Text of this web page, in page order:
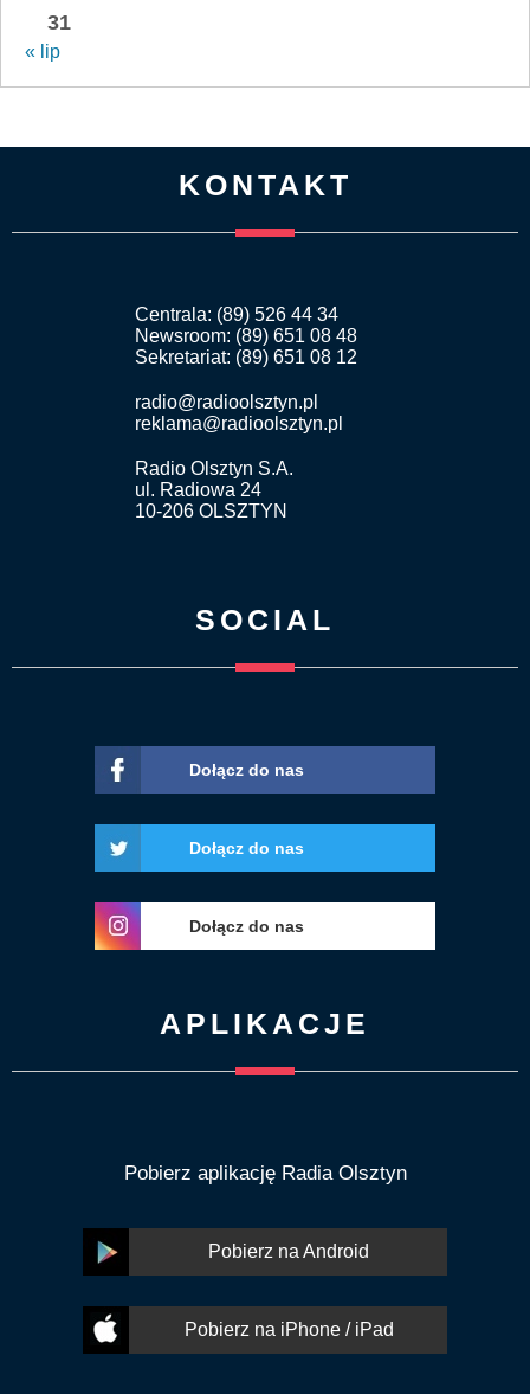
31
« lip
KONTAKT
Centrala: (89) 526 44 34
Newsroom: (89) 651 08 48
Sekretariat: (89) 651 08 12
radio@radioolsztyn.pl
reklama@radioolsztyn.pl
Radio Olsztyn S.A.
ul. Radiowa 24
10-206 OLSZTYN
SOCIAL
Dołącz do nas
Dołącz do nas
Dołącz do nas
APLIKACJE
Pobierz aplikację Radia Olsztyn
Pobierz na Android
Pobierz na iPhone / iPad